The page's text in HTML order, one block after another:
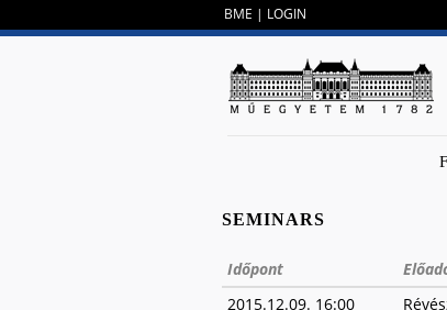
BME | LOGIN
SEMINARS
Időpont
2015.12.09. 16:00